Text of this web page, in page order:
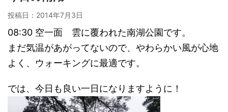
投稿日： 2014年7月3日
08:30 空一面 雲に覆われた南湖公園です。
まだ気温があがってないので、やわらかい風が心地
よく、ウォーキングに最適です。
では、今日も良い一日になりますように！